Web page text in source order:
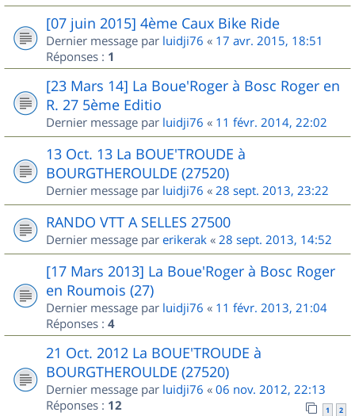
[07 juin 2015] 4ème Caux Bike Ride
Dernier message par luidji76 « 17 avr. 2015, 18:51
Réponses : 1
[23 Mars 14] La Boue'Roger à Bosc Roger en
R. 27 5ème Editio
Dernier message par luidji76 « 11 févr. 2014, 22:02
13 Oct. 13 La BOUE'TROUDE à
BOURGTHEROULDE (27520)
Dernier message par luidji76 « 28 sept. 2013, 23:22
RANDO VTT A SELLES 27500
Dernier message par erikerak « 28 sept. 2013, 14:52
[17 Mars 2013] La Boue'Roger à Bosc Roger
en Roumois (27)
Dernier message par luidji76 « 11 févr. 2013, 21:04
Réponses : 4
21 Oct. 2012 La BOUE'TROUDE à
BOURGTHEROULDE (27520)
Dernier message par luidji76 « 06 nov. 2012, 22:13
Réponses : 12 1 2